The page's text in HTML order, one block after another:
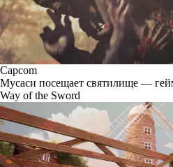
Capcom
Мусаси посещает святилище —
Way of the Sword